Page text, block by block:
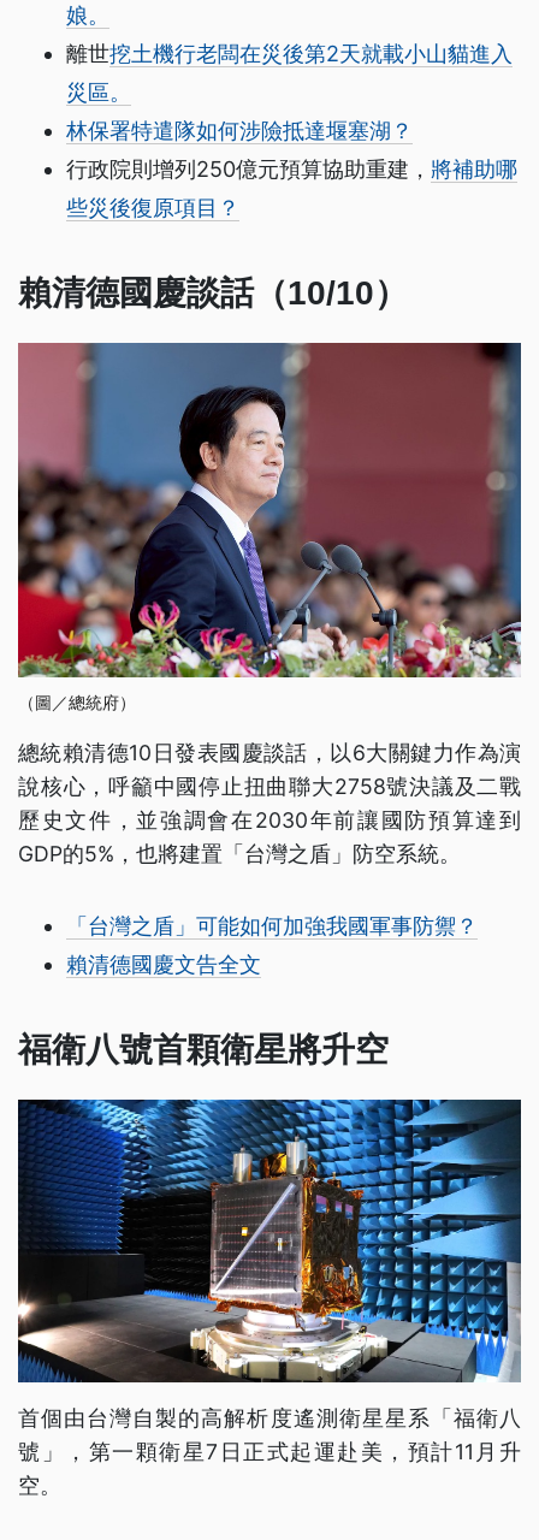
娘。
離世挖土機行老闆在災後第2天就載小山貓進入
災區。
林保署特遣隊如何涉險抵達堰塞湖？
行政院則增列250億元預算協助重建， 將補助哪
些災後復原項目？
賴清德國慶談話（10/10）
（圖／總統府）
總統賴清德10日發表國慶談話，以6大關鍵力作為演
說核心，呼籲中國停止扭曲聯大2758號決議及二戰
歷史文件，並強調會在2030年前讓國防預算達到
GDP的5%，也將建置「台灣之盾」防空系統。
「台灣之盾」可能如何加強我國軍事防禦？
賴清德國慶文告全文
福衛八號首顆衛星將升空
首個由台灣自製的高解析度遙測衛星星系「福衛八
號」，第一顆衛星7日正式起運赴美，預計11月升
空。